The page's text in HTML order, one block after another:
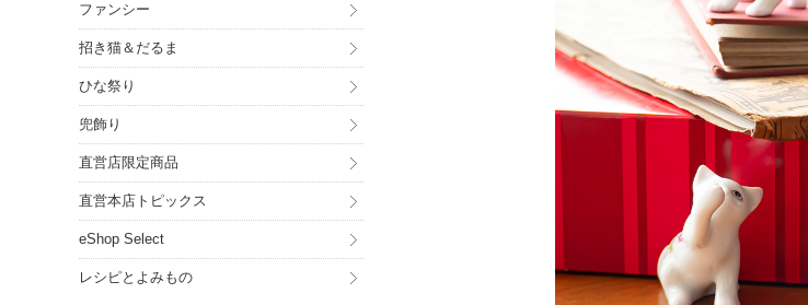
ファンシー
招き猫＆だるま
ひな祭り
兜飾り
直営店限定商品
直営本店トピックス
eShop Select
レシピとよみもの